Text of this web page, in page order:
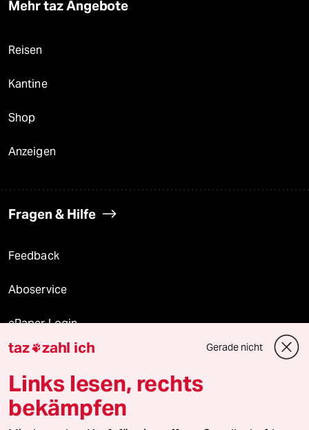
Mehr taz Angebote
Reisen
Kantine
Shop
Anzeigen
Fragen & Hilfe
Feedback
Aboservice
ePaper Login
Downloads für Abonnierende
© 2026 taz Verlags und Vertriebs GmbH
taz zahl ich Gerade nicht
Links lesen, rechts
bekämpfen